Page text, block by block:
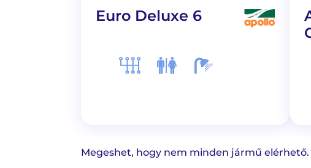
Euro Deluxe 6
Megeshet, hogy nem minden jármű